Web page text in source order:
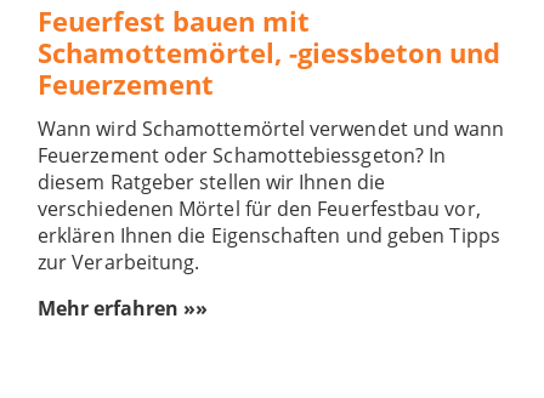
Feuerfest bauen mit
Schamottemörtel, -giessbeton und
Feuerzement
Wann wird Schamottemörtel verwendet und wann
Feuerzement oder Schamottebiessgeton? In
diesem Ratgeber stellen wir Ihnen die
verschiedenen Mörtel für den Feuerfestbau vor,
erklären Ihnen die Eigenschaften und geben Tipps
zur Verarbeitung.
Mehr erfahren »»